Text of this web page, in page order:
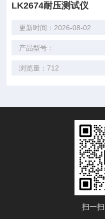
LK2674耐压测试仪
更新时间：2026-08-02
产品型号：
浏览量：712
扫一